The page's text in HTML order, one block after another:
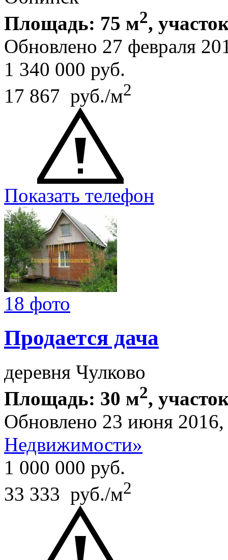
Площадь: 75 м2,
Обновлено 27 февраля
1 340 000 руб.
17 867 руб./м2
Показать телефон
18 фото
Продается дача
деревня Чулково
Площадь: 30 м2,
Обновлено 23 июня
Недвижимости»
1 000 000 руб.
33 333 руб./м2